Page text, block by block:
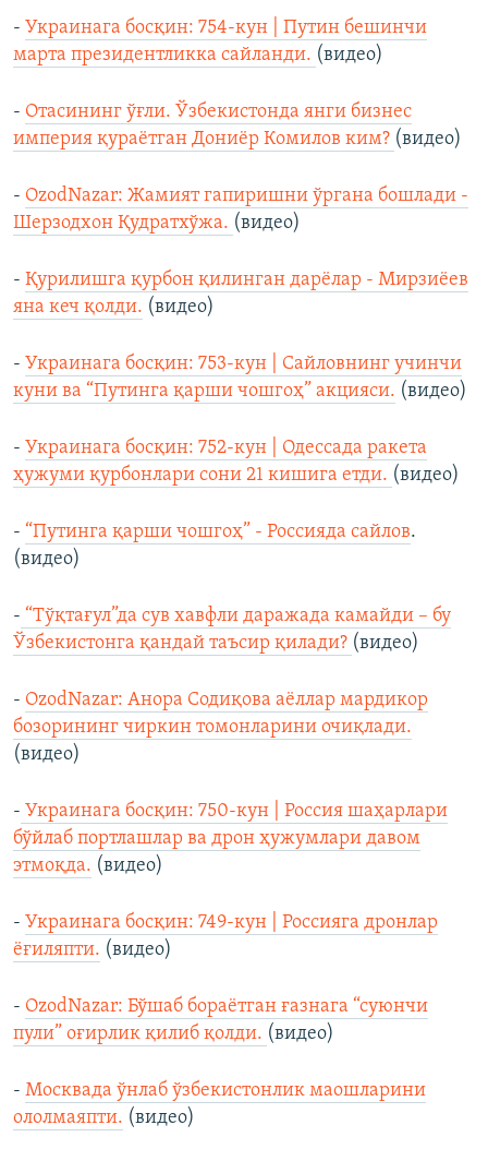
- Украинага босқин: 754-кун | Путин бешинчи
марта президентликка сайланди. (видео)
- Отасининг ўғли. Ўзбекистонда янги бизнес
империя қураётган Дониёр Комилов ким? (видео)
- OzodNazar: Жамият гапиришни ўргана бошлади -
Шерзодхон Қудратхўжа. (видео)
- Қурилишга қурбон қилинган дарёлар - Мирзиёев
яна кеч қолди. (видео)
- Украинага босқин: 753-кун | Сайловнинг учинчи
куни ва “Путинга қарши чошгоҳ” акцияси. (видео)
- Украинага босқин: 752-кун | Одессада ракета
ҳужуми қурбонлари сони 21 кишига етди. (видео)
- “Путинга қарши чошгоҳ” - Россияда сайлов.
(видео)
- “Тўқтағул”да сув хавфли даражада камайди – бу
Ўзбекистонга қандай таъсир қилади? (видео)
- OzodNazar: Анора Содиқова аёллар мардикор
бозорининг чиркин томонларини очиқлади.
(видео)
- Украинага босқин: 750-кун | Россия шаҳарлари
бўйлаб портлашлар ва дрон ҳужумлари давом
этмоқда. (видео)
- Украинага босқин: 749-кун | Россияга дронлар
ёғиляпти. (видео)
- OzodNazar: Бўшаб бораётган ғазнага “суюнчи
пули” оғирлик қилиб қолди. (видео)
- Москвада ўнлаб ўзбекистонлик маошларини
ололмаяпти. (видео)